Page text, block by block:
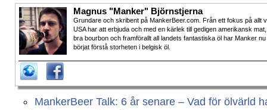
Magnus "Manker" Björnstjerna
Grundare och skribent på MankerBeer.com. Från ett fokus på allt
USA har att erbjuda och med en kärlek till gedigen amerikansk mat,
bra bourbon och framförallt all landets fantastiska öl har Manker nu
börjat förstå storheten i belgisk öl.
MankerBeer Talk: 6 år senare – Vad för ölvärld